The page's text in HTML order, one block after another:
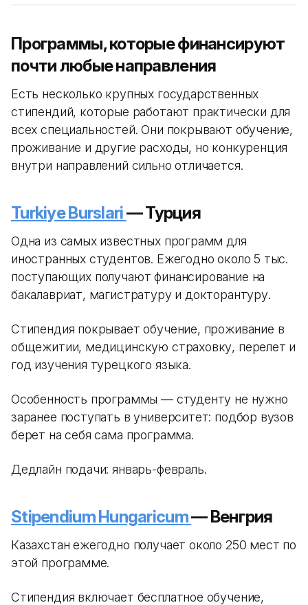
Программы, которые финансируют
почти любые направления
Есть несколько крупных государственных
стипендий, которые работают практически для
всех специальностей. Они покрывают обучение,
проживание и другие расходы, но конкуренция
внутри направлений сильно отличается.
Turkiye Burslari— Турция
Одна из самых известных программ для
иностранных студентов. Ежегодно около 5 тыс.
поступающих получают финансирование на
бакалавриат, магистратуру и докторантуру.
Стипендия покрывает обучение, проживание в
общежитии, медицинскую страховку, перелет и
год изучения турецкого языка.
Особенность программы — студенту не нужно
заранее поступать в университет: подбор вузов
берет на себя сама программа.
Дедлайн подачи: январь-февраль.
Stipendium Hungaricum— Венгрия
Казахстан ежегодно получает около 250 мест по
этой программе.
Стипендия включает бесплатное обучение,